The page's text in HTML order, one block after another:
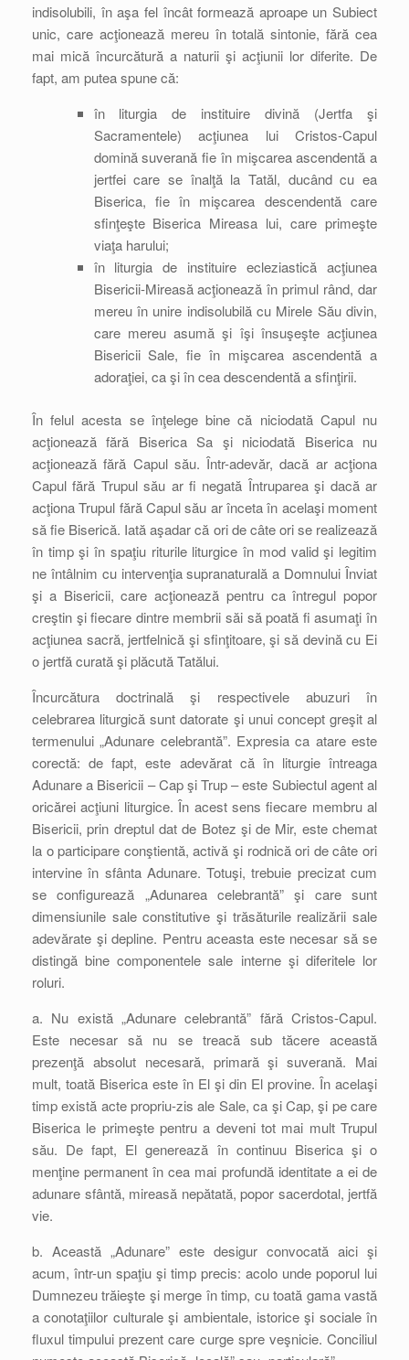
indisolubili, în aşa fel încât formează aproape un Subiect
unic, care acţionează mereu în totală sintonie, fără cea
mai mică încurcătură a naturii şi acţiunii lor diferite. De
fapt, am putea spune că:
în liturgia de instituire divină (Jertfa şi
Sacramentele) acţiunea lui Cristos-Capul
domină suverană fie în mişcarea ascendentă a
jertfei care se înalţă la Tatăl, ducând cu ea
Biserica, fie în mişcarea descendentă care
sfinţeşte Biserica Mireasa lui, care primeşte
viaţa harului;
în liturgia de instituire ecleziastică acţiunea
Bisericii-Mireasă acţionează în primul rând, dar
mereu în unire indisolubilă cu Mirele Său divin,
care mereu asumă şi îşi însuşeşte acţiunea
Bisericii Sale, fie în mişcarea ascendentă a
adoraţiei, ca şi în cea descendentă a sfinţirii.
În felul acesta se înţelege bine că niciodată Capul nu
acţionează fără Biserica Sa şi niciodată Biserica nu
acţionează fără Capul său. Într-adevăr, dacă ar acţiona
Capul fără Trupul său ar fi negată Întruparea şi dacă ar
acţiona Trupul fără Capul său ar înceta în acelaşi moment
să fie Biserică. Iată aşadar că ori de câte ori se realizează
în timp şi în spaţiu riturile liturgice în mod valid şi legitim
ne întâlnim cu intervenţia supranaturală a Domnului Înviat
şi a Bisericii, care acţionează pentru ca întregul popor
creştin şi fiecare dintre membrii săi să poată fi asumaţi în
acţiunea sacră, jertfelnică şi sfinţitoare, şi să devină cu Ei
o jertfă curată şi plăcută Tatălui.
Încurcătura doctrinală şi respectivele abuzuri în
celebrarea liturgică sunt datorate şi unui concept greşit al
termenului „Adunare celebrantă”. Expresia ca atare este
corectă: de fapt, este adevărat că în liturgie întreaga
Adunare a Bisericii – Cap şi Trup – este Subiectul agent al
oricărei acţiuni liturgice. În acest sens fiecare membru al
Bisericii, prin dreptul dat de Botez şi de Mir, este chemat
la o participare conştientă, activă şi rodnică ori de câte ori
intervine în sfânta Adunare. Totuşi, trebuie precizat cum
se configurează „Adunarea celebrantă” şi care sunt
dimensiunile sale constitutive şi trăsăturile realizării sale
adevărate şi depline. Pentru aceasta este necesar să se
distingă bine componentele sale interne şi diferitele lor
roluri.
a. Nu există „Adunare celebrantă” fără Cristos-Capul.
Este necesar să nu se treacă sub tăcere această
prezenţă absolut necesară, primară şi suverană. Mai
mult, toată Biserica este în El şi din El provine. În acelaşi
timp există acte propriu-zis ale Sale, ca şi Cap, şi pe care
Biserica le primeşte pentru a deveni tot mai mult Trupul
său. De fapt, El generează în continuu Biserica şi o
menţine permanent în cea mai profundă identitate a ei de
adunare sfântă, mireasă nepătată, popor sacerdotal, jertfă
vie.
b. Această „Adunare” este desigur convocată aici şi
acum, într-un spaţiu şi timp precis: acolo unde poporul lui
Dumnezeu trăieşte şi merge în timp, cu toată gama vastă
a conotaţiilor culturale şi ambientale, istorice şi sociale în
fluxul timpului prezent care curge spre veşnicie. Conciliul